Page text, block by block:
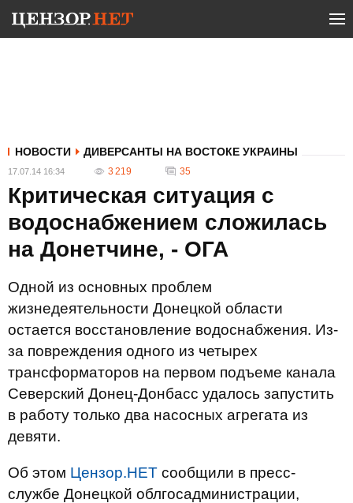
НОВОСТИ ДИВЕРСАНТЫ НА ВОСТОКЕ УКРАИНЫ
17.07.14 16:34 3 219 35
Критическая ситуация с
водоснабжением сложилась
на Донетчине, - ОГА
Одной из основных проблем
жизнедеятельности Донецкой области
остается восстановление водоснабжения. Из-
за повреждения одного из четырех
трансформаторов на первом подъеме канала
Северский Донец-Донбасс удалось запустить
в работу только два насосных агрегата из
девяти.
Об этом Цензор.НЕТ сообщили в пресс-
службе Донецкой облгосадминистрации,